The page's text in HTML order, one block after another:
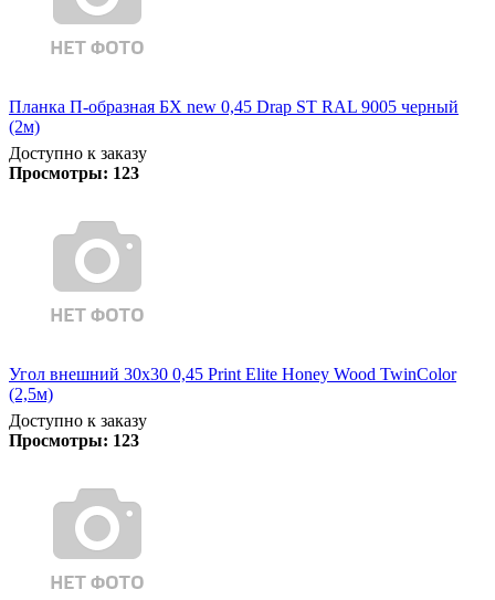
Планка П-образная БХ new 0,45 Drap ST RAL 9005 черный
(2м)
Доступно к заказу
Просмотры: 123
Угол внешний 30х30 0,45 Print Elite Honey Wood TwinColor
(2,5м)
Доступно к заказу
Просмотры: 123